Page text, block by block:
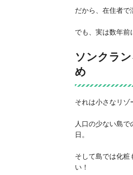
だから、在住者で
でも、実は数年前
ソンクラ
め
それは小さなリゾ
人口の少ない島
日。
そして島では化粧
い！